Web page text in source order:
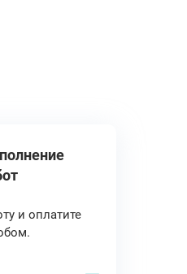
и оплатите